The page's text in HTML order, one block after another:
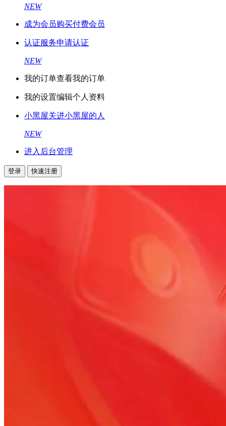
NEW
成为会员购买付费会员
认证服务申请认证
NEW
我的订单查看我的订单
我的设置编辑个人资料
小黑屋关进小黑屋的人
NEW
进入后台管理
登录 快速注册